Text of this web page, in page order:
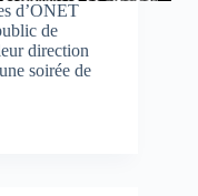
d’ONET
de
direction
soirée de